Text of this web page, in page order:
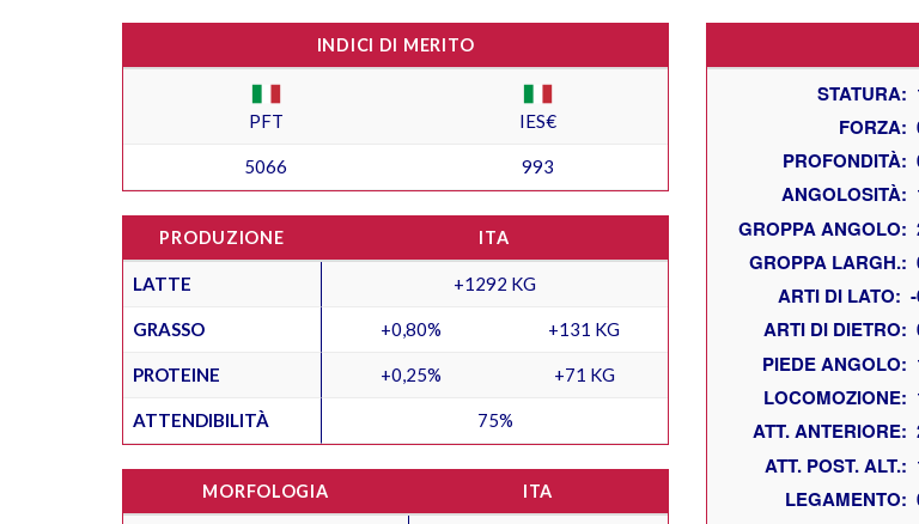
INDICI DI MERITO
PFT IES€
5066 993
PRODUZIONE ITA
LATTE +1292 KG
GRASSO +0,80% +131 KG
PROTEINE +0,25% +71 KG
ATTENDIBILITÀ 75%
MORFOLOGIA ITA